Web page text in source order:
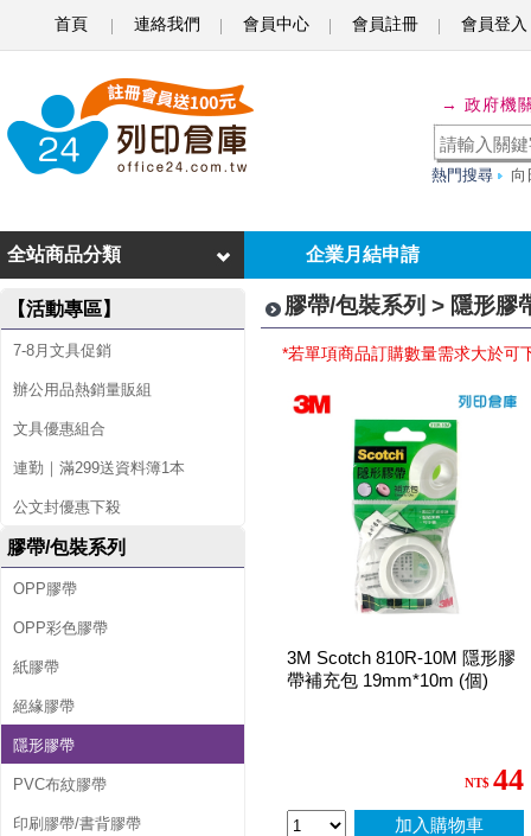
首頁 連絡我們 會員中心 會員註冊 會員登入
形
膠
→ 政府機
熱門搜尋 向
企業月結申請
全站商品分類
【活動專區】
7-8月文具促銷
辦公用品熱銷量販組
文具優惠組合
連勤｜滿299送資料簿1本
公文封優惠下殺
膠帶/包裝系列
OPP膠帶
OPP彩色膠帶
紙膠帶
絕緣膠帶
隱形膠帶
PVC布紋膠帶
印刷膠帶/書背膠帶
膠帶/包裝系列 > 隱形膠
*若單項商品訂購數量需求大於可
3M Scotch 810R-10M 隱形膠
帶補充包 19mm*10m (個)
NT$ 44
加入購物車